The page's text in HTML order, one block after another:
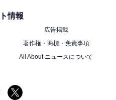
情報
広告掲載
著作権・商標・免責事項
All About ニュースについて